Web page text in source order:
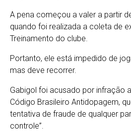
A pena começou a valer a partir
quando foi realizada a coleta de
Treinamento do clube.
Portanto, ele está impedido de
mas deve recorrer.
Gabigol foi acusado por infração
Código Brasileiro Antidopagem,
tentativa de fraude de qualquer
controle”.